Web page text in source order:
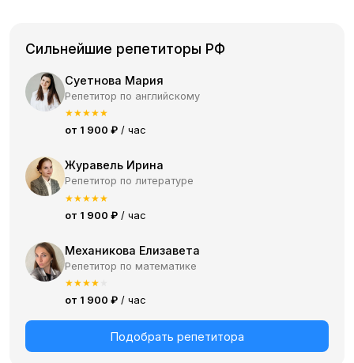
Сильнейшие репетиторы РФ
Суетнова Мария
Репетитор по английскому
★★★★★
от 1 900 ₽ / час
Журавель Ирина
Репетитор по литературе
★★★★★
от 1 900 ₽ / час
Механикова Елизавета
Репетитор по математике
★★★★
от 1 900 ₽ / час
Подобрать репетитора